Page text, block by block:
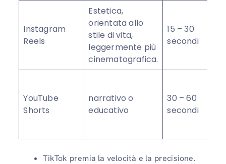
Instagram
Reels
Estetica,
orientata allo
stile di vita,
leggermente più
cinematografica.
15 – 30
secondi
YouTube
Shorts
narrativo o
educativo
30 – 60
secondi
TikTok premia la velocità e la precisione.